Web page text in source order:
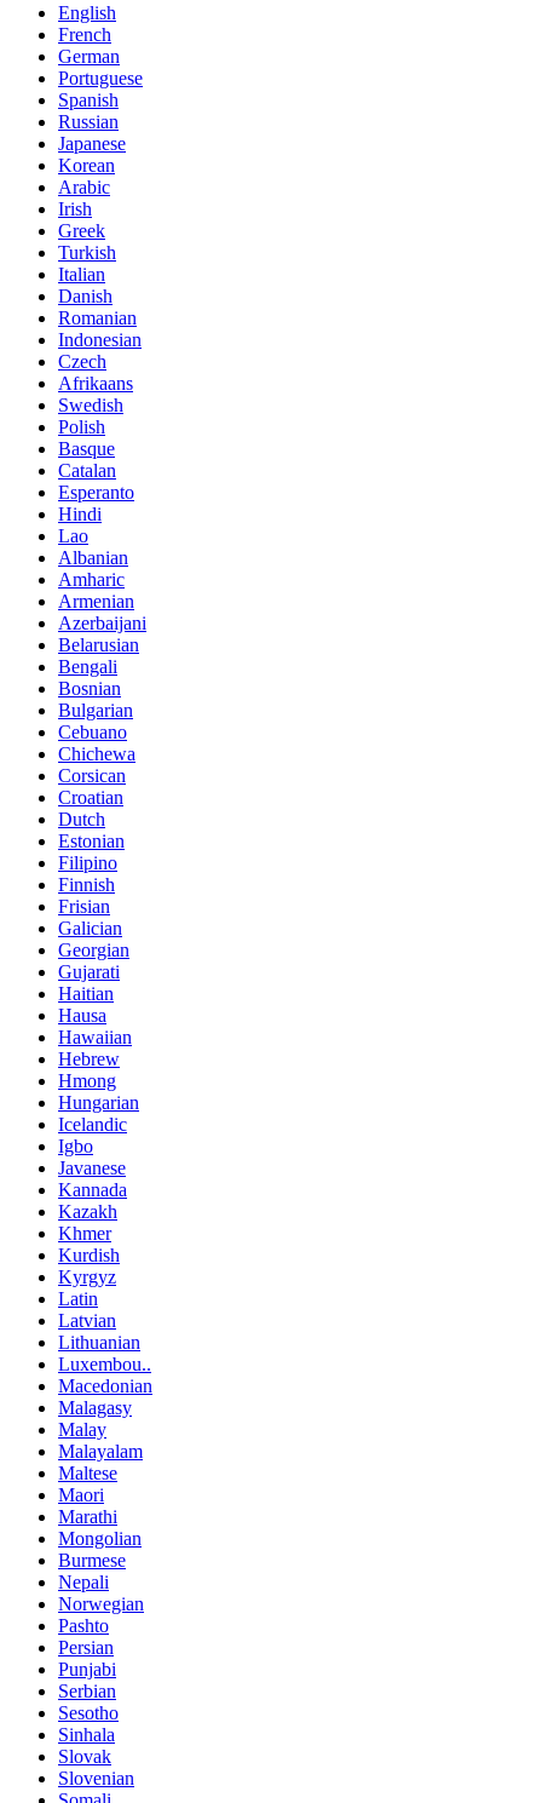
English
French
German
Portuguese
Spanish
Russian
Japanese
Korean
Arabic
Irish
Greek
Turkish
Italian
Danish
Romanian
Indonesian
Czech
Afrikaans
Swedish
Polish
Basque
Catalan
Esperanto
Hindi
Lao
Albanian
Amharic
Armenian
Azerbaijani
Belarusian
Bengali
Bosnian
Bulgarian
Cebuano
Chichewa
Corsican
Croatian
Dutch
Estonian
Filipino
Finnish
Frisian
Galician
Georgian
Gujarati
Haitian
Hausa
Hawaiian
Hebrew
Hmong
Hungarian
Icelandic
Igbo
Javanese
Kannada
Kazakh
Khmer
Kurdish
Kyrgyz
Latin
Latvian
Lithuanian
Luxembou..
Macedonian
Malagasy
Malay
Malayalam
Maltese
Maori
Marathi
Mongolian
Burmese
Nepali
Norwegian
Pashto
Persian
Punjabi
Serbian
Sesotho
Sinhala
Slovak
Slovenian